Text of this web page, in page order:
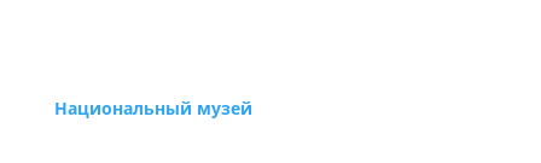
Национальный музей